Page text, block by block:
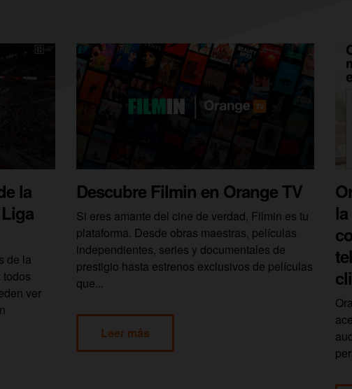
la
de la
todos
ver
Descubre Filmin en Orange TV
Si eres amante del cine de verdad, Filmin es tu
plataforma. Desde obras maestras, películas
independientes, series y documentales de
prestigio hasta estrenos exclusivos de películas
que...
Leer más